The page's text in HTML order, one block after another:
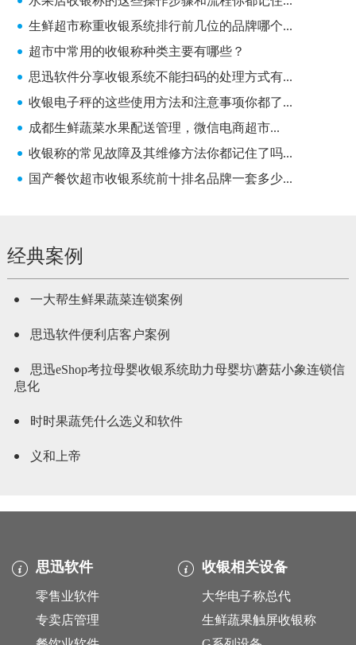
生鲜超市称重收银系统排行前几位的品牌哪个...
超市中常用的收银称种类主要有哪些？
思迅软件分享收银系统不能扫码的处理方式有...
收银电子秤的这些使用方法和注意事项你都了...
成都生鲜蔬菜水果配送管理，微信电商超市...
收银称的常见故障及其维修方法你都记住了吗...
国产餐饮超市收银系统前十排名品牌一套多少...
经典案例
一大帮生鲜果蔬菜连锁案例
思迅软件便利店客户案例
思迅eShop考拉母婴收银系统助力母婴坊\蘑菇小象连锁信
息化
时时果蔬凭什么选义和软件
义和上帝
思迅软件
零售业软件
专卖店管理
收银相关设备
大华电子称总代
生鲜蔬果触屏收银称